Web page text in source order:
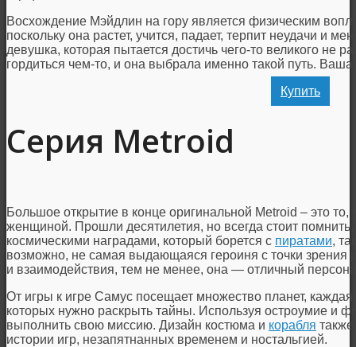
Восхождение Мэйдлин на гору является физическим
поскольку она растет, учится, падает, терпит неудачи и
девушка, которая пытается достичь чего-то великого не
гордиться чем-то, и она выбрала именно такой путь.
Купить
Серия Metroid
Большое открытие в конце оригинальной Metroid – это
женщиной. Прошли десятилетия, но всегда стоит помнить,
космическими наградами, который борется с пиратами,
возможно, не самая выдающаяся героиня с точки зрения
и взаимодействия, тем не менее, она — отличный
От игры к игре Самус посещает множество планет,
которых нужно раскрыть тайны. Используя остроумие и
выполнить свою миссию. Дизайн костюма и корабля
истории игр, незапятнанных временем и ностальгией.